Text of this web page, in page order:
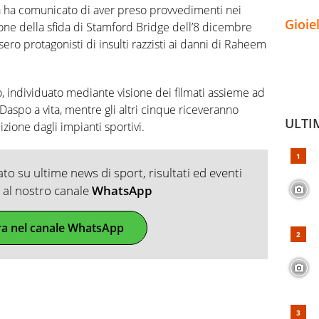
comunicato di aver preso provvedimenti nei
della sfida di Stamford Bridge dell’8 dicembre
protagonisti di insulti razzisti ai danni di Raheem
individuato mediante visione dei filmati assieme ad
a vita, mentre gli altri cinque riceveranno
dagli impianti sportivi.
su ultime news di sport, risultati ed eventi
al nostro canaleWhatsApp
nel canale WhatsApp